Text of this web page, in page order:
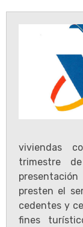
viviendas
trimestre
presten el
cedentes y
fines